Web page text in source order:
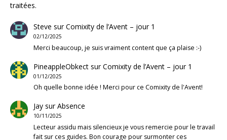
traitées.
Steve surComixity de l’Avent – jour 1
02/12/2025
Merci beaucoup, je suis vraiment content que ça plaise :-)
PineappleObkectsurComixity de l’Avent – jour 1
01/12/2025
Oh quelle bonne idée ! Merci pour ce Comixity de l'Avent!
JaysurAbsence
10/11/2025
Lecteur assidu mais silencieux je vous remercie pour le travail
fait sur ces guides. Bon courage pour surmonter ces